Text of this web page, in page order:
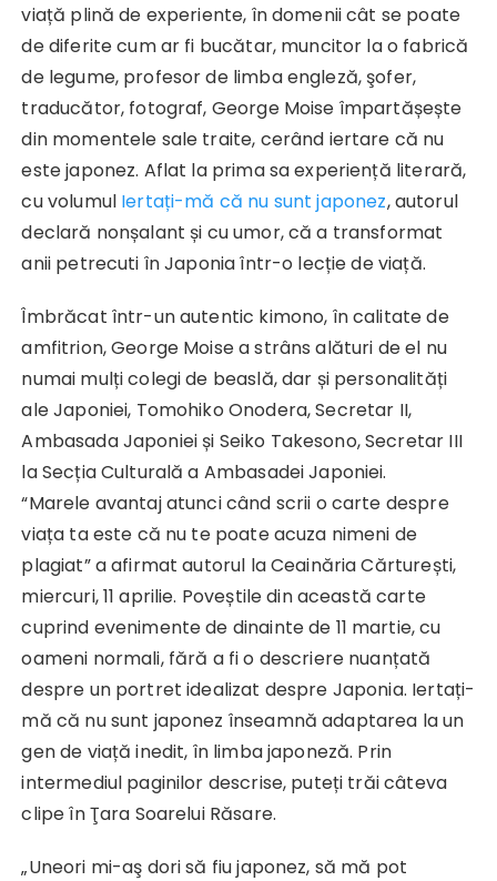
viață plină de experiente, în domenii cât se poate
de diferite cum ar fi bucătar, muncitor la o fabrică
de legume, profesor de limba engleză, şofer,
traducător, fotograf, George Moise împartășește
din momentele sale traite, cerând iertare că nu
este japonez. Aflat la prima sa experiență literară,
cu volumul Iertați-mă că nu sunt japonez, autorul
declară nonșalant și cu umor, că a transformat
anii petrecuti în Japonia într-o lecție de viață.
Îmbrăcat într-un autentic kimono, în calitate de
amfitrion, George Moise a strâns alături de el nu
numai mulți colegi de beaslă, dar și personalități
ale Japoniei, Tomohiko Onodera, Secretar II,
Ambasada Japoniei și Seiko Takesono, Secretar III
la Secția Culturală a Ambasadei Japoniei.
“Marele avantaj atunci când scrii o carte despre
viața ta este că nu te poate acuza nimeni de
plagiat” a afirmat autorul la Ceainăria Cărturești,
miercuri, 11 aprilie. Poveștile din această carte
cuprind evenimente de dinainte de 11 martie, cu
oameni normali, fără a fi o descriere nuanțată
despre un portret idealizat despre Japonia. Iertați-
mă că nu sunt japonez înseamnă adaptarea la un
gen de viață inedit, în limba japoneză. Prin
intermediul paginilor descrise, puteți trăi câteva
clipe în Ţara Soarelui Răsare.
„Uneori mi-aş dori să fiu japonez, să mă pot